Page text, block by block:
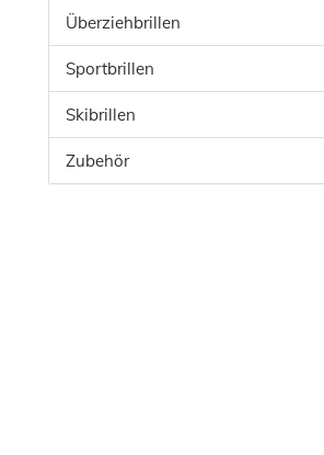
Überziehbrillen
Sportbrillen
Skibrillen
Zubehör